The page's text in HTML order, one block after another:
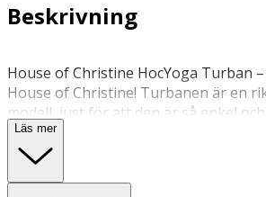
Beskrivning
House of Christine HocYoga Turban
House of Christine! Turbanen är en
modell, just för att den är så enkel
en bra och bekväm passform, som
och passar perfekt både till vardag,
du letar efter en enkel och snygg
Läs mer